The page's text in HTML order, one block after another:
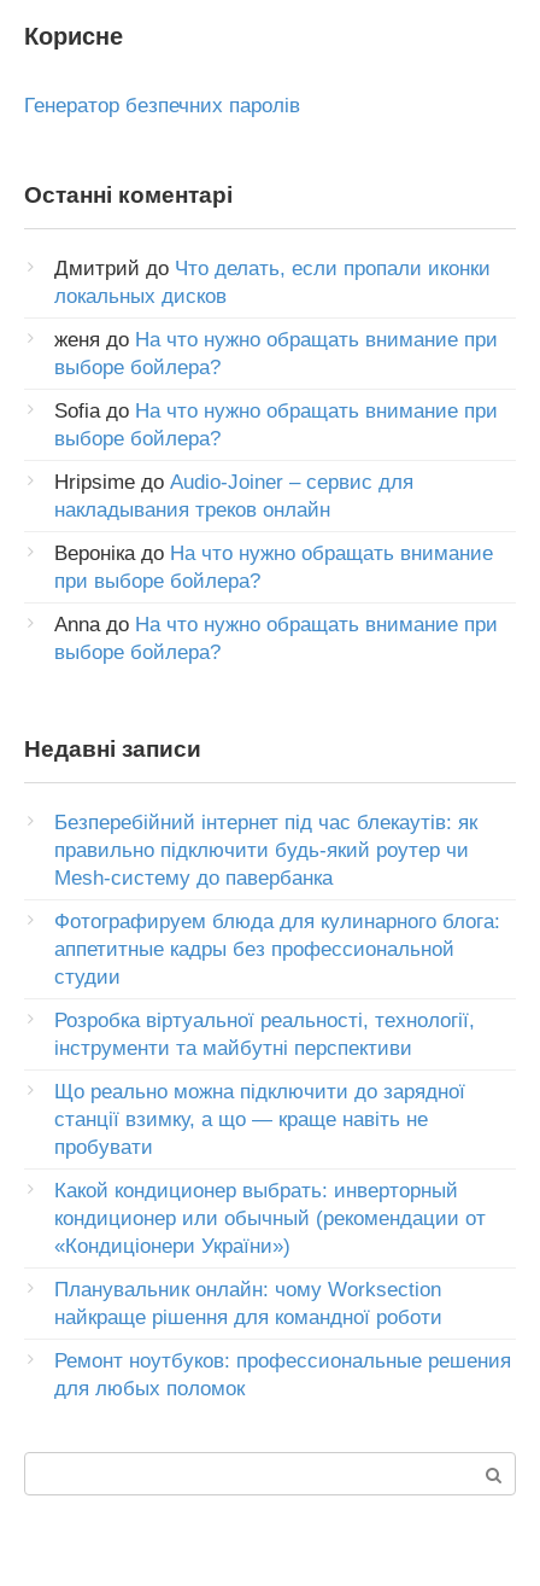
Корисне
Генератор безпечних паролів
Останні коментарі
Дмитрий до Что делать, если пропали иконки
локальных дисков
женя до На что нужно обращать внимание при
выборе бойлера?
Sofiaдо На что нужно обращать внимание при
выборе бойлера?
Hripsime до Audio-Joiner – сервис для
накладывания треков онлайн
Веронікадо На что нужно обращать внимание
при выборе бойлера?
Annaдо На что нужно обращать внимание при
выборе бойлера?
Недавні записи
Безперебійний інтернет під час блекаутів: як
правильно підключити будь-який роутер чи
Mesh-систему до павербанка
Фотографируем блюда для кулинарного блога:
аппетитные кадры без профессиональной
студии
Розробка віртуальної реальності, технології,
інструменти та майбутні перспективи
Що реально можна підключити до зарядної
станції взимку, а що — краще навіть не
пробувати
Какой кондиционер выбрать: инверторный
кондиционер или обычный (рекомендации от
«Кондиціонери України»)
Планувальник онлайн: чому Worksection
найкраще рішення для командної роботи
Ремонт ноутбуков: профессиональные решения
для любых поломок